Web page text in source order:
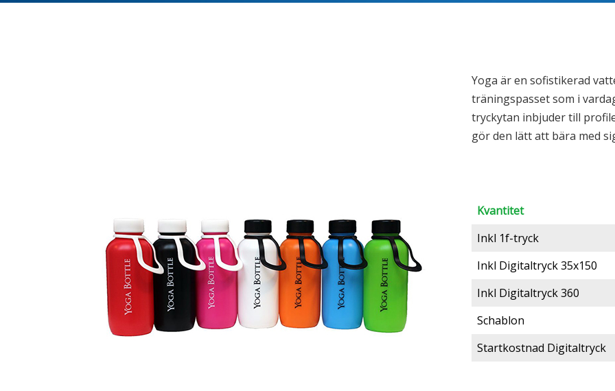
Yoga är en sofistikerad
träningspasset som i
tryckytan inbjuder till
gör den lätt att bära med
Kvantitet
Inkl 1f-tryck
Inkl Digitaltryck 35x150
Inkl Digitaltryck 360
Schablon
Startkostnad Digitaltryck